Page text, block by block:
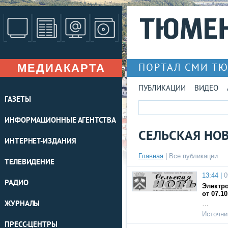
МЕДИАКАРТА
ГАЗЕТЫ
ИНФОРМАЦИОННЫЕ АГЕНТСТВА
ИНТЕРНЕТ-ИЗДАНИЯ
ТЕЛЕВИДЕНИЕ
РАДИО
ЖУРНАЛЫ
ПРЕСС-ЦЕНТРЫ
ПОРТАЛ СМИ
ПУБЛИКАЦИИ ВИДЕО
СЕЛЬСКАЯ
Главная Все публикации
13:44 |
от
…